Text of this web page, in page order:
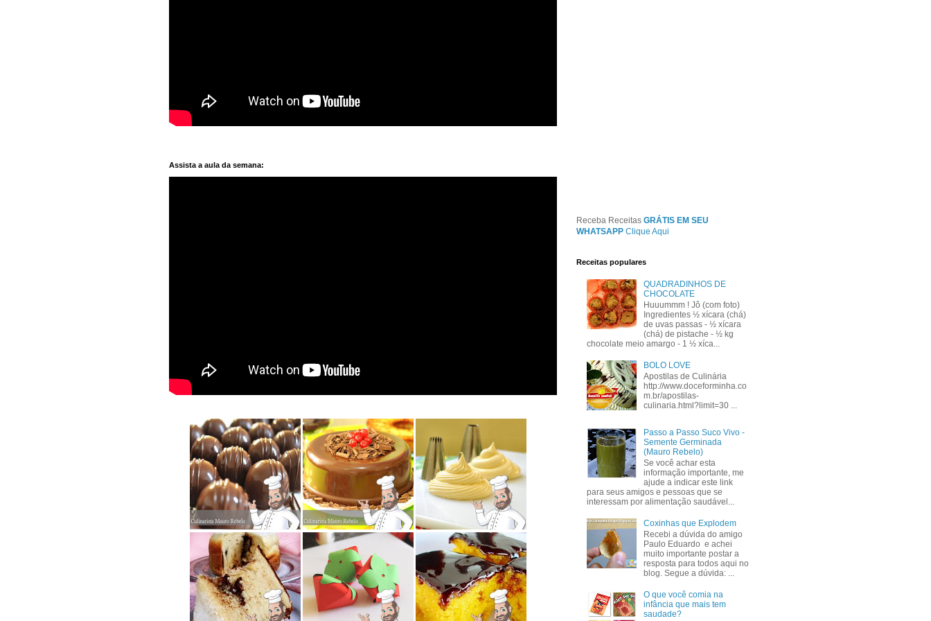
Assista a aula da semana:
Receba Receitas GRÁTIS EM SEU
WHATSAPP Clique Aqui
Receitas populares
QUADRADINHOS DE
CHOCOLATE
Huuummm ! Jô (com foto)
Ingredientes ½ xícara (chá)
de uvas passas - ½ xícara
(chá) de pistache - ½ kg
chocolate meio amargo - 1 ½ xíca...
BOLO LOVE
Apostilas de Culinária
http://www.doceforminha.co
m.br/apostilas-
culinaria.html?limit=30 ...
Passo a Passo Suco Vivo -
Semente Germinada
(Mauro Rebelo)
Se você achar esta
informação importante, me
ajude a indicar este link
para seus amigos e pessoas que se
interessam por alimentação saudável...
Coxinhas que Explodem
Recebi a dúvida do amigo
Paulo Eduardo e achei
muito importante postar a
resposta para todos aqui no
blog. Segue a dúvida: ...
O que você comia na
infância que mais tem
saudade?